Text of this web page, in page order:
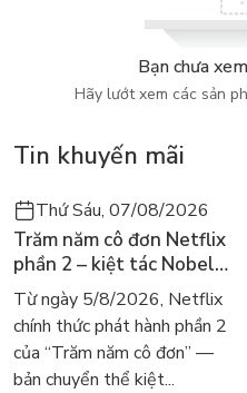
Bạn chưa
Hãy lướt xem các sản
Tin khuyến mãi
Thứ Sáu, 07/08/2026
Trăm năm cô đơn Netflix
phần 2 – kiệt tác Nobel
trở lại màn ảnh, dòng
người tìm đọc lại García
Márquez
Từ ngày 5/8/2026, Netflix
chính thức phát hành phần 2
của “Trăm năm cô đơn” —
bản chuyển thể kiệt...